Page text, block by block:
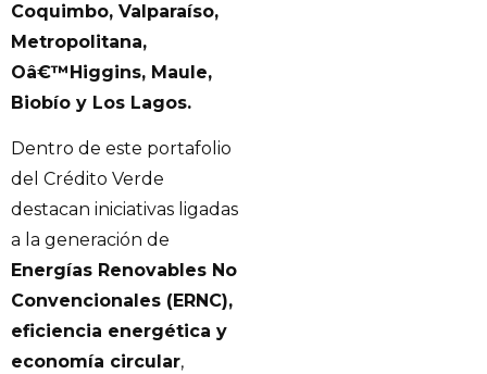
Coquimbo, Valparaíso,
Metropolitana,
Oâ€™Higgins, Maule,
Biobío y Los Lagos.
Dentro de este portafolio
del Crédito Verde
destacan iniciativas ligadas
a la generación de
Energías Renovables No
Convencionales (ERNC),
eficiencia energética y
economía circular,